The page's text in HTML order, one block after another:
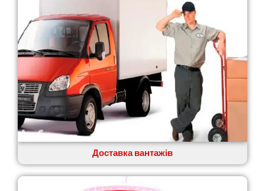
Крижанівка
Ладижин
Лісники
Лиманка
Лозова
Лубни
Луцьк
Лука-Мелешківська
Львів
Малин
Миргород
Мукачево
Доставка вантажів